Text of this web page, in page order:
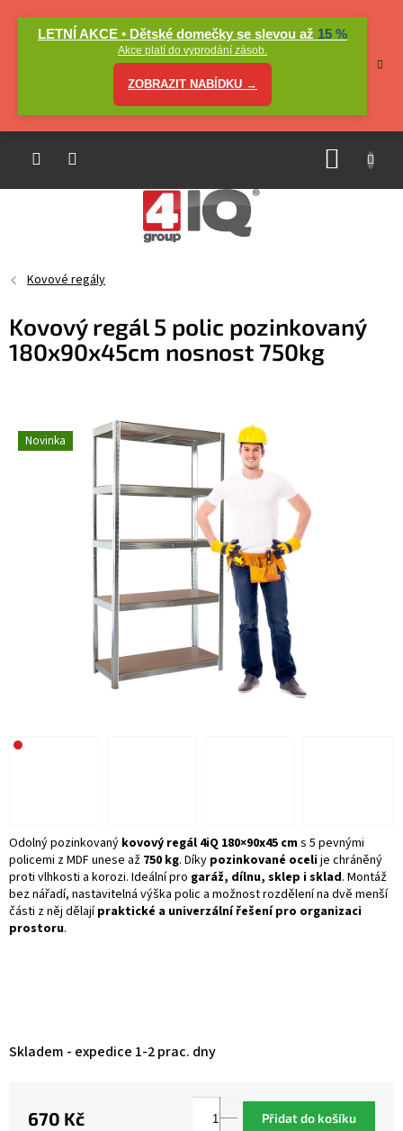
LETNÍ AKCE • Dětské domečky se slevou až 15 %
Akce platí do vyprodání zásob.
ZOBRAZIT NABÍDKU →
Kovové regály
Kovový regál 5 polic pozinkovaný
180x90x45cm nosnost 750kg
Novinka
Odolný pozinkovaný kovový regál 4iQ 180×90x45 cms 5 pevnými
policemi z MDF unese až 750 kg. Díky pozinkované ocelije chráněný
proti vlhkosti a korozi. Ideální pro garáž, dílnu, sklep i sklad. Montáž
bez nářadí, nastavitelná výška polic a možnost rozdělení na dvě menší
části z něj dělajípraktické a univerzální řešení pro organizaci
prostoru.
Skladem - expedice 1-2 prac. dny
670 Kč Přidat do košíku